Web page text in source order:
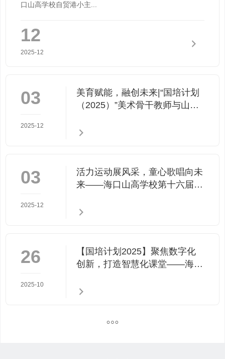
口山高学校自贸港小主...
12
2025-12
03
2025-12
美育赋能，融创未来|“国培计划
（2025）”美术骨干教师与山高
03
2025-12
活力运动展风采，童心歌唱向未
来——海口山高学校第十六届田
26
2025-10
【国培计划2025】聚焦数字化
创新，打造智慧化课堂——海南
科骨干教师数字化教学创新能力